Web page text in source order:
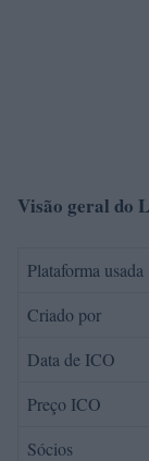
Visão geral do
Plataforma usada
Criado por
Data de ICO
Preço ICO
Sócios